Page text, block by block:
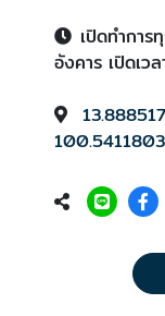
เปิดทำกา
อังคาร เปิดเ